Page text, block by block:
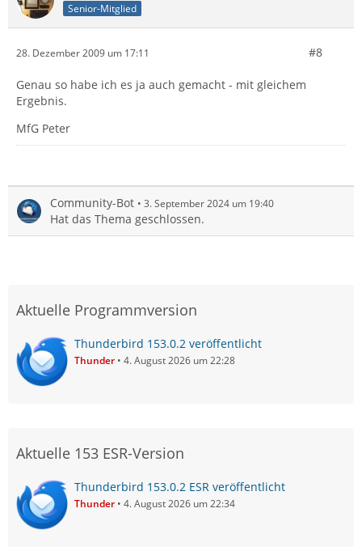
Senior-Mitglied
28. Dezember 2009 um 17:11 #8
Genau so habe ich es ja auch gemacht - mit gleichem
Ergebnis.
MfG Peter
Community-Bot 3. September 2024 um 19:40
Hat das Thema geschlossen.
Aktuelle Programmversion
Thunderbird 153.0.2 veröffentlicht
Thunder 4. August 2026 um 22:28
Aktuelle 153 ESR-Version
Thunderbird 153.0.2 ESR veröffentlicht
Thunder 4. August 2026 um 22:34